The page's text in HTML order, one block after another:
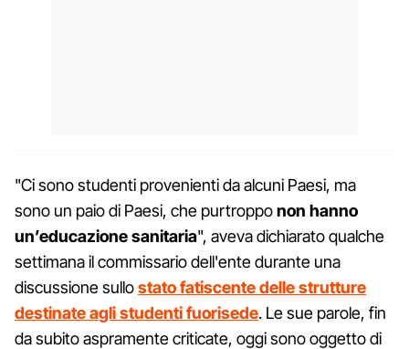
"Ci sono studenti provenienti da alcuni Paesi, ma
sono un paio di Paesi, che purtropponon hanno
un’educazione sanitaria", aveva dichiarato qualche
settimana il commissario dell'ente durante una
discussione sullostato fatiscente delle strutture
destinate agli studenti fuorisede. Le sue parole, fin
da subito aspramente criticate, oggi sono oggetto di